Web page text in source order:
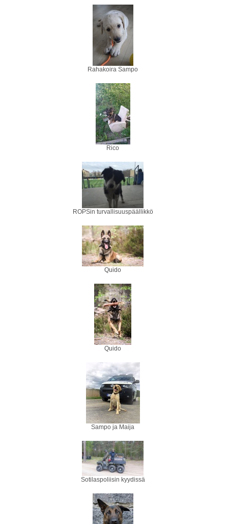
Rahakoira Sampo
Rico
ROPSin turvallisuuspäällikkö
Quido
Quido
Sampo ja Maija
Sotilaspoliisin kyydissä